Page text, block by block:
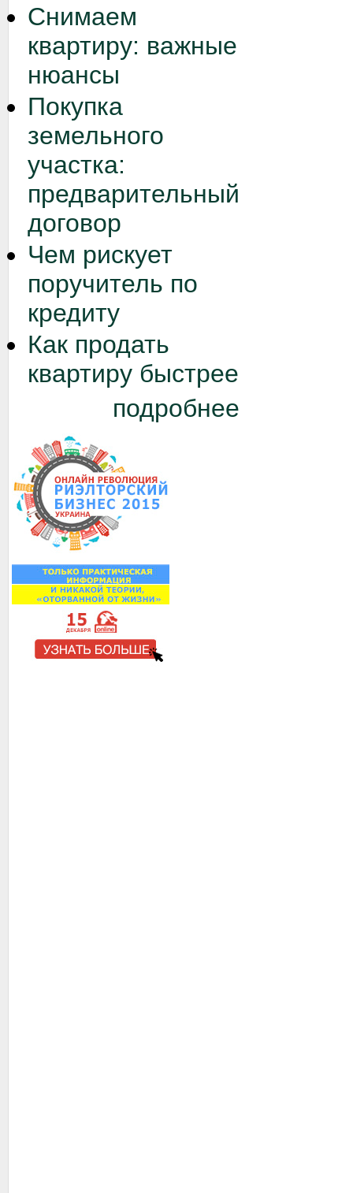
Снимаем
квартиру: важные
нюансы
Покупка
земельного
участка:
предварительный
договор
Чем рискует
поручитель по
кредиту
Как продать
квартиру быстрее
подробнее